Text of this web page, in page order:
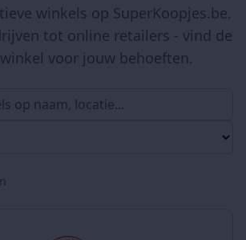
winkels op SuperKoopjes.be.
tot online retailers - vind de
voor jouw behoeften.